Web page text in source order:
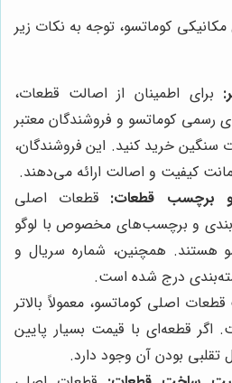
کوماتسو، توجه به نکات زیر
برای اطمینان از اصالت قطعات،
رسمی کوماتسو و فروشندگان معتبر
سنگین خرید کنید. این فروشندگان،
کیفیت و اصالت ارائه می‌دهند.
و برچسب قطعات: قطعات اصلی
و برچسب‌های مخصوص با لوگو
هستند. همچنین، شماره سریال و
درج شده است.
اصلی کوماتسو، معمولاً بالاتر
اگر قطعه‌ای با قیمت بسیار پایین
بودن آن وجود دارد.